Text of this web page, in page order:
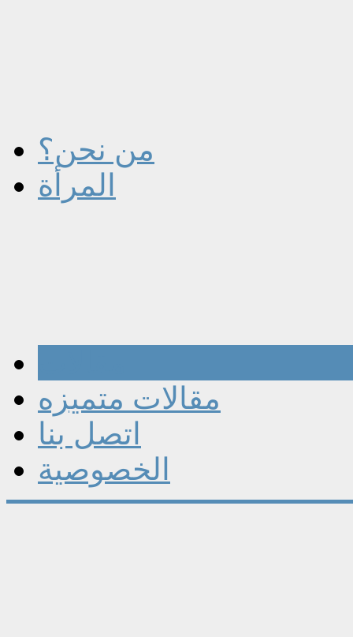
من نحن؟
المرأة
مقالات متميزه
اتصل بنا
الخصوصية